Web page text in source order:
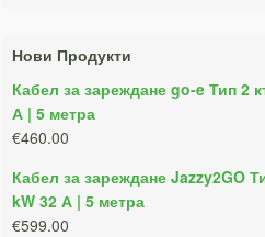
Нови Продукти
Кабел за зареждане go-e Тип 2
А | 5 метра
€460.00
Кабел за зареждане Jazzy2GO
kW 32 А | 5 метра
€599.00